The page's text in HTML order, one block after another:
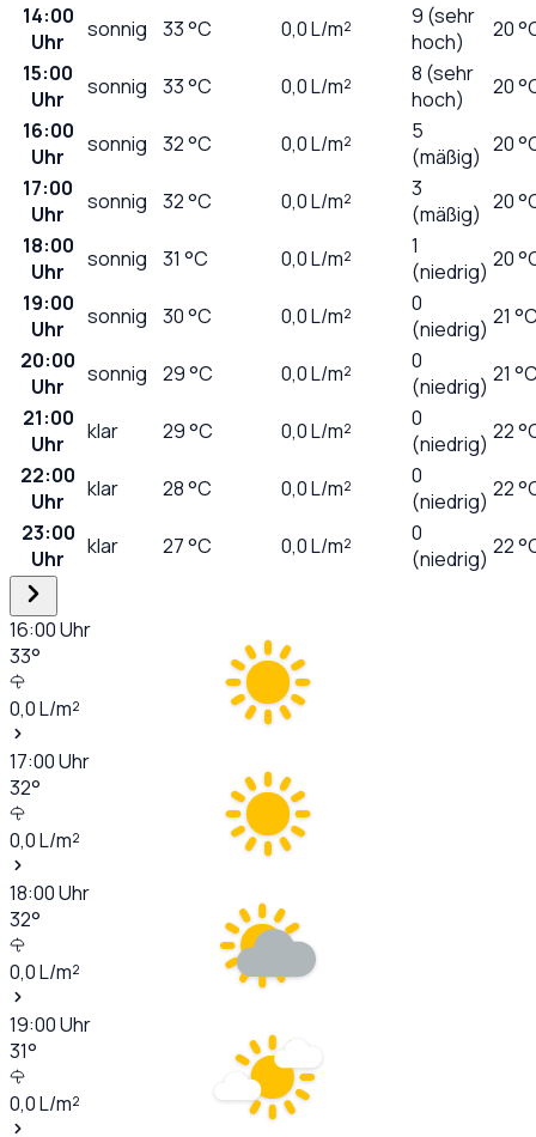
14:00
Uhr
sonnig 33°C 0,0L/m²
9 (sehr
hoch)
20
15:00
Uhr
sonnig 33°C 0,0L/m²
8 (sehr
hoch)
20
16:00
Uhr
sonnig 32°C 0,0L/m²
5
(mäßig) 20
17:00
Uhr
sonnig 32°C 0,0L/m²
3
(mäßig) 20
18:00
Uhr
sonnig 31 °C 0,0L/m²
1
(niedrig) 20
19:00
Uhr
sonnig 30°C 0,0L/m²
0
(niedrig) 21
20:00
Uhr
sonnig 29°C 0,0L/m²
0
(niedrig) 21
21:00
Uhr
klar 29°C 0,0L/m²
0
(niedrig) 22
22:00
Uhr
klar 28°C 0,0L/m²
0
(niedrig) 22
23:00
Uhr
klar 27°C 0,0L/m²
0
(niedrig) 22
16:00Uhr
33°
0,0L/m²
17:00Uhr
32°
0,0L/m²
18:00Uhr
32°
0,0L/m²
19:00Uhr
31°
0,0L/m²